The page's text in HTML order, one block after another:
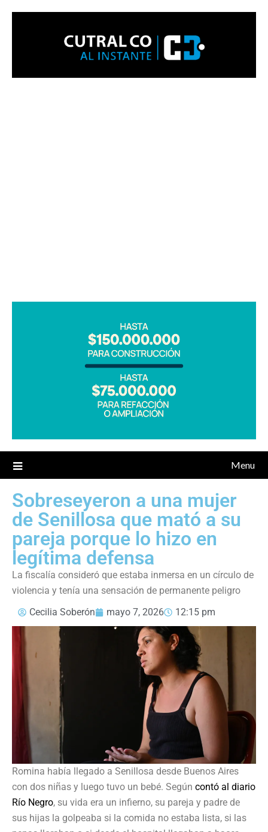
Menu
Sobreseyeron a una mujer
de Senillosa que mató a su
pareja porque lo hizo en
legítima defensa
La fiscalía consideró que estaba inmersa en un círculo de
violencia y tenía una sensación de permanente peligro
Cecilia Soberón
mayo 7, 2026 12:15 pm
Romina había llegado a Senillosa desde Buenos Aires
con dos niñas y luego tuvo un bebé. Según contó al diario
Río Negro, su vida era un infierno, su pareja y padre de
sus hijas la golpeaba si la comida no estaba lista, si las